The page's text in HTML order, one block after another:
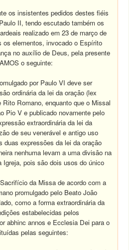
os insistentes pedidos destes fiéis
II, tendo escutado também os
realizado em 23 de março de
os elementos, invocado o Espírito
no auxílio de Deus, pela presente
o seguinte:
por Paulo VI deve ser
ordinária da lei da oração (lex
Romano, enquanto que o Missal
Pio V e publicado novamente pelo
extraordinária da lei da
de seu venerável e antigo uso
duas expressões da lei da oração
nenhuma levam a uma divisão na
Igreja, pois são dois usos do único
da Missa de acordo com a
promulgado pelo Beato João
como a forma extraordinária da
estabelecidas pelos
abhinc annos e Ecclesia Dei para o
pelas seguintes: